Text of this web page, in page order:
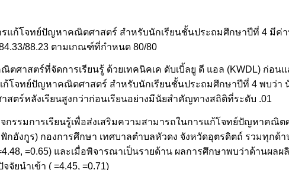
รแก้โจทย์ปัญหาคณิตศาสตร์ สำหรับนักเรียนชั้นประถมศึกษาปีที่ 4 มีค่
88.23 ตามเกณฑ์ที่กำหนด 80/80
ศาสตร์ที่จัดการเรียนรู้ ด้วยเทคนิคเค ดับเบิ้ลยู ดี แอล (KWDL) ก่อนแ
ก้โจทย์ปัญหาคณิตศาสตร์ สำหรับนักเรียนชั้นประถมศึกษาปีที่ 4 พบว่า
ร์หลังเรียนสูงกว่าก่อนเรียนอย่างมีนัยสำคัญทางสถิติที่ระดับ .01
กรรมการเรียนรู้เพื่อส่งเสริมความสามารถในการแก้โจทย์ปัญหาคณิต
กอังกูร) กองการศึกษา เทศบาลตำบลหัวดง จังหวัดอุตรดิตถ์ รวมทุกด้
=0.65) และเมื่อพิจารณาเป็นรายด้าน ผลการศึกษาพบว่าด้านผลผลิ
จัยนำเข้า ( =4.45, =0.71)